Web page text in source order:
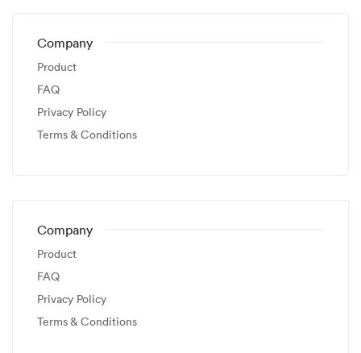
Company
Product
FAQ
Privacy Policy
Terms & Conditions
Company
Product
FAQ
Privacy Policy
Terms & Conditions